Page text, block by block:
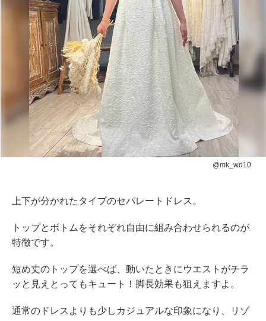
@mk_wd10
上下が分かれたタイプのセパレートドレス。
トップとボトムをそれぞれ自由に組み合わせられるのが
特徴です。
短め丈のトップを選べば、動いたときにウエストがチラ
ッと見えとってもキュート！脚長効果も狙えますよ。
通常のドレスよりも少しカジュアルな印象になり、リゾ